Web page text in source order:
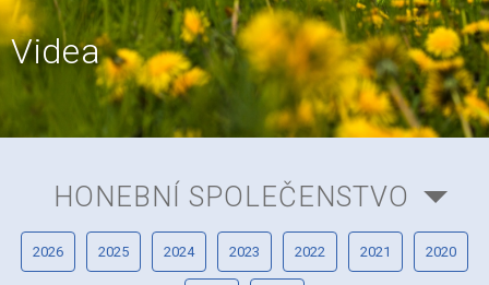
Videa
HONEBNÍ SPOLEČENSTVO
2026 2025 2024 2023 2022 2021 2020